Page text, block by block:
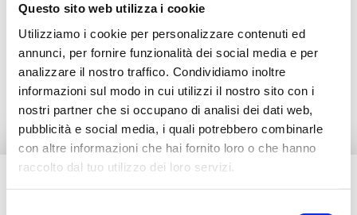
Questo sito web utilizza i cookie
Utilizziamo i cookie per personalizzare contenuti ed
annunci, per fornire funzionalità dei social media e per
analizzare il nostro traffico. Condividiamo inoltre
informazioni sul modo in cui utilizzi il nostro sito con i
nostri partner che si occupano di analisi dei dati web,
pubblicità e social media, i quali potrebbero combinarle
con altre informazioni che hai fornito loro o che hanno
raccolto dal tuo utilizzo dei loro servizi.
Descrizione
Documentazione
Hai bisogno di aiuto?